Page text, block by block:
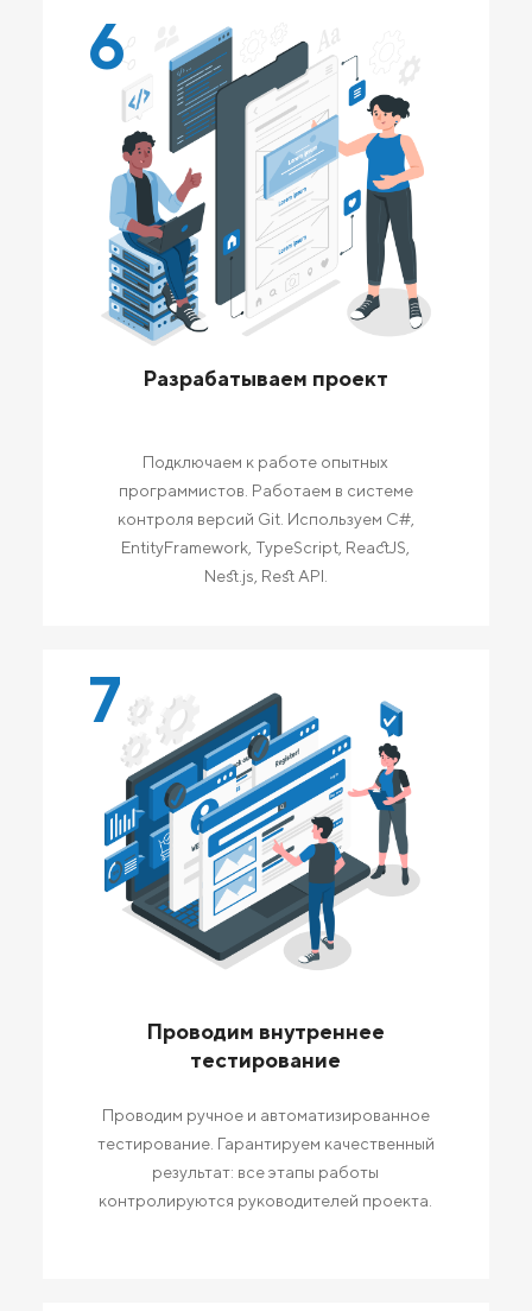
6
Разрабатываем проект
Подключаем к работе опытных
программистов. Работаем в системе
контроля версий Git. Используем C#,
EntityFramework, TypeScript, ReactJS,
Nest.js, Rest API.
7
Проводим внутреннее
тестирование
Проводим ручное и автоматизированное
тестирование. Гарантируем качественный
результат: все этапы работы
контролируются руководителей проекта.